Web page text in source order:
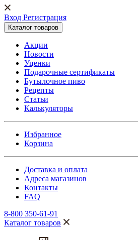
Вход Регистрация
Каталог товаров
Акции
Новости
Уценки
Подарочные сертификаты
Бутылочное пиво
Рецепты
Статьи
Калькуляторы
Избранное
Корзина
Доставка и оплата
Адреса магазинов
Контакты
FAQ
8-800 350-61-91
Каталог товаров